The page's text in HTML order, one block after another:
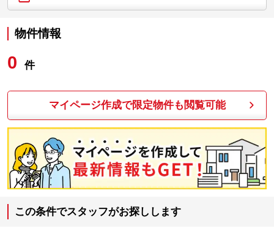
物件情報
0 件
マイページ作成で限定物件も閲覧可能
この条件でスタッフがお探しします